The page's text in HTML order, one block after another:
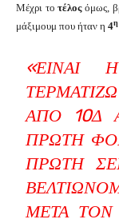
Μέχρι τοτέλοςόμως,
μάξιμουμ που ήταν η 4η
ΑΠΌ 10Δ
ΠΡΏΤΗ
ΠΡΏΤΗ
ΜΕΤΆ ΤΟΝ